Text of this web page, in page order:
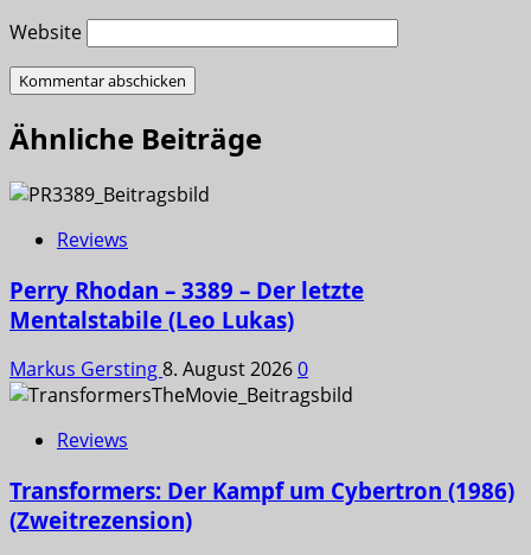
Website
Ähnliche Beiträge
Reviews
Perry Rhodan – 3389 – Der letzte
Mentalstabile (Leo Lukas)
Markus Gersting8. August 20260
Reviews
Transformers: Der Kampf um Cybertron (1986)
(Zweitrezension)